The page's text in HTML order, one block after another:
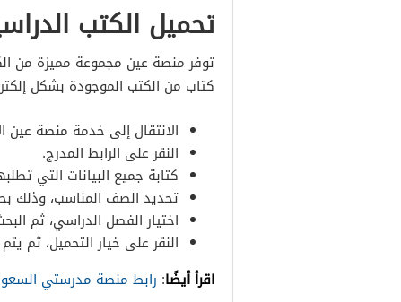
تحميل الكتب
توفر منصة عين مجموعة مميزة من
كتاب من الكتب الموجودة بشكل
الانتقال إلى خدمة منصة عين
النقر على الرابط المدرج.
كتابة جميع البيانات التي
تحديد الصف المناسب، وذلك
اختيار الفصل الدراسي، ثم
النقر على خيار التحميل، ثم
اقرأ أيضًا: رابط منصة مدرستي